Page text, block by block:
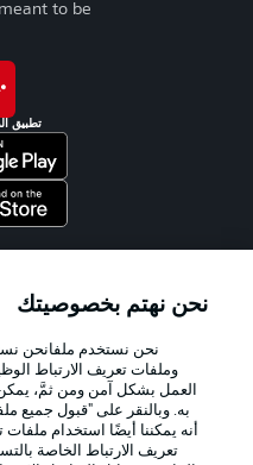
to be
تطبيق
نحن نهتم بخصوصيتك
نحن نستخدم ملفانحن
وملفات تعريف الارتباط
العمل بشكل آمن ومن ثمَّ،
به. وبالنقر على "قبول جميع
أنه يمكننا أيضًا استخدام ملفات
تعريف الارتباط الخاصة